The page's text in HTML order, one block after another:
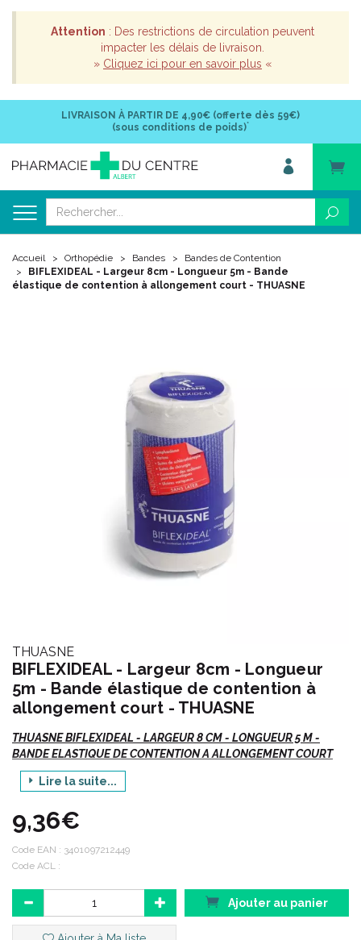
Attention : Des restrictions de circulation peuvent
impacter les délais de livraison.
» Cliquez ici pour en savoir plus «
LIVRAISON À PARTIR DE 4,90€ (offerte dès 59€)
(sous conditions de poids)*
Accueil Orthopédie Bandes
Bandes de Contention
BIFLEXIDEAL - Largeur 8cm - Longueur 5m - Bande
élastique de contention à allongement court - THUASNE
THUASNE
BIFLEXIDEAL - Largeur 8cm - Longueur
5m - Bande élastique de contention à
allongement court - THUASNE
THUASNE BIFLEXIDEAL - LARGEUR 8 CM - LONGUEUR 5 M -
BANDE ELASTIQUE DE CONTENTION A ALLONGEMENT COURT
Vte/R/D
Indications :
Traitement de l’ oedème (traumatique ou chronique).
Traitement du lymphoedème.
Insuffisance veineuse chronique (en alternative aux bas de
Lire la suite...
9,36€
Code EAN : 3401097212449
Code ACL :
Ajouter au panier